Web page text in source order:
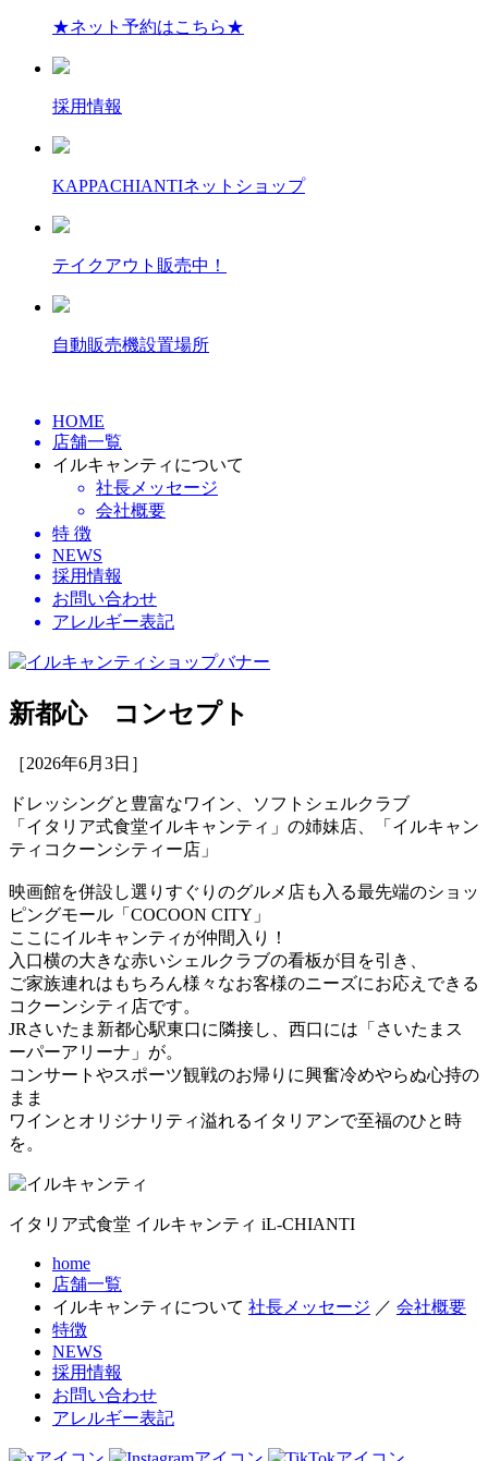
★ネット予約はこちら★
採用情報
KAPPACHIANTIネットショップ
テイクアウト販売中！
自動販売機設置場所
HOME
店舗一覧
イルキャンティについて
社長メッセージ
会社概要
特 徴
NEWS
採用情報
お問い合わせ
アレルギー表記
新都心 コンセプト
［2026年6月3日］
ドレッシングと豊富なワイン、ソフトシェルクラブ
「イタリア式食堂イルキャンティ」の姉妹店、「イルキャン
ティコクーンシティー店」
映画館を併設し選りすぐりのグルメ店も入る最先端のショッ
ピングモール「COCOON CITY」
ここにイルキャンティが仲間入り！
入口横の大きな赤いシェルクラブの看板が目を引き、
ご家族連れはもちろん様々なお客様のニーズにお応えできる
コクーンシティ店です。
JRさいたま新都心駅東口に隣接し、西口には「さいたまス
ーパーアリーナ」が。
コンサートやスポーツ観戦のお帰りに興奮冷めやらぬ心持の
まま
ワインとオリジナリティ溢れるイタリアンで至福のひと時
を。
イタリア式食堂 イルキャンティ iL-CHIANTI
home
店舗一覧
イルキャンティについて 社長メッセージ ／ 会社概要
特徴
NEWS
採用情報
お問い合わせ
アレルギー表記